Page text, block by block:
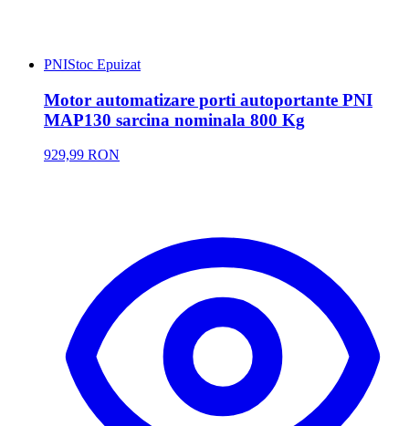
PNIStoc Epuizat
Motor automatizare porti autoportante PNI
MAP130 sarcina nominala 800 Kg
929,99 RON